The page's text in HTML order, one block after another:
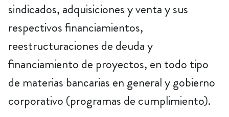
sindicados, adquisiciones y venta y sus
respectivos financiamientos,
reestructuraciones de deuda y
financiamiento de proyectos, en todo tipo
de materias bancarias en general y gobierno
corporativo (programas de cumplimiento).